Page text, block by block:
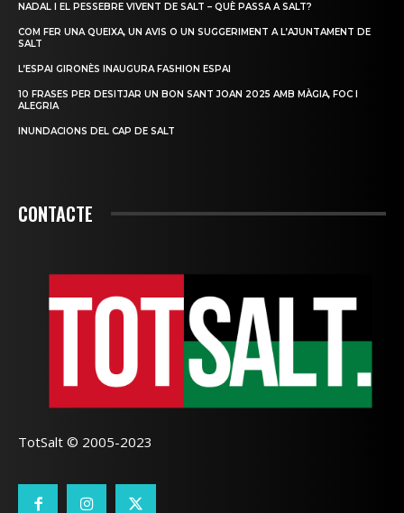
NADAL I EL PESSEBRE VIVENT DE SALT – QUÈ PASSA A SALT?
COM FER UNA QUEIXA, UN AVIS O UN SUGGERIMENT A L’AJUNTAMENT DE
SALT
L’ESPAI GIRONÈS INAUGURA FASHION ESPAI
10 FRASES PER DESITJAR UN BON SANT JOAN 2025 AMB MÀGIA, FOC I
ALEGRIA
INUNDACIONS DEL CAP DE SALT
CONTACTE
TotSalt © 2005-2023